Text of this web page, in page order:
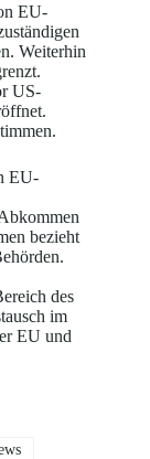
EU-
Weiterhin
US-
EU-
bezieht
des
im
EU und